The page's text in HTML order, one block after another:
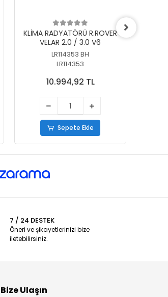
KLİMA RADYATÖRÜ R.ROVER
VELAR 2.0 / 3.0 V6
LR114353 BH
LR114353
10.994,92 TL
Sepete Ekle
7 / 24 DESTEK
Öneri ve şikayetlerinizi bize
iletebilirsiniz.
Bize Ulaşın